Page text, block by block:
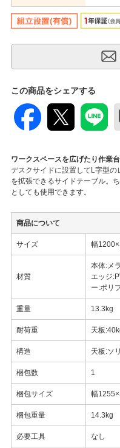
この商品をシェアする
ワークスペースを広げたり作業
デスクサイドに設置してL字型
を拡張できるサイドテーブル。
としても使用できます。
商品について
サイズ 幅
材質
本体:メ
エッジ
ー:ポリ
重量 13.3kg
耐荷重 天板
構造 天板:ソ
梱包数 1
梱包サイズ 幅
梱包重量 14.3kg
必要工具 なし